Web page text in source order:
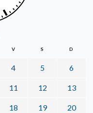
V S D
4 5 6
11 12 13
18 19 20